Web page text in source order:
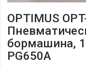
OPTIMUS
бормашина,
PG650A